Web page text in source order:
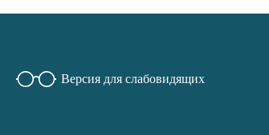
Версия для слабовидящих